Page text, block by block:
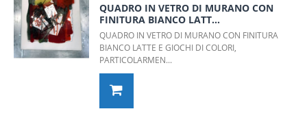
QUADRO IN VETRO DI MURANO CON
FINITURA BIANCO LATT...
QUADRO IN VETRO DI MURANO CON FINITURA
BIANCO LATTE E GIOCHI DI COLORI,
PARTICOLARMEN...